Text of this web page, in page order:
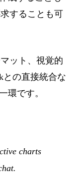
することも可
ット、視覚的
との直接統合な
環です。
charts